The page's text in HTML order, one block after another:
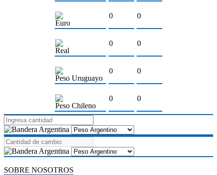
Euro
0 0
Real
0 0
Peso Uruguayo
0 0
Peso Chileno
0 0
SOBRE NOSOTROS